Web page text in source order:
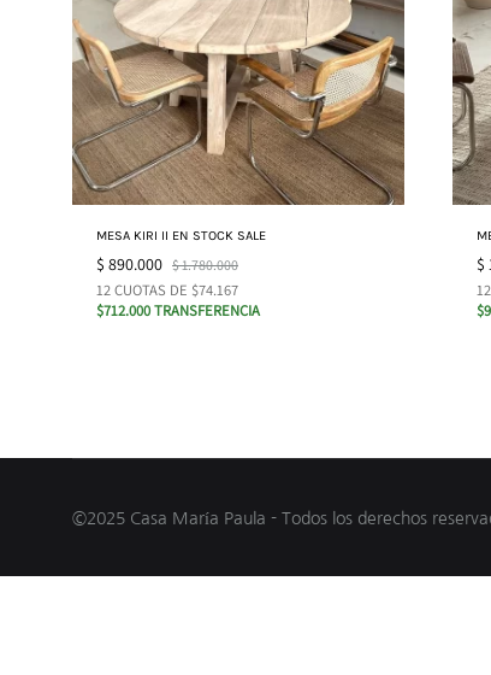
Iluminación
Vasijas y Floreros
MESA KIRI II EN STOCK SALE
$ 890.000 $1.780.000
12 CUOTAS DE $74.167
$712.000 TRANSFERENCIA
$
©2025 Casa María Paula - Todos los derechos